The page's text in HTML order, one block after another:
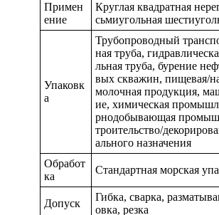
Примен
ение
Круглая квадратная
сьмиугольная
Упаковк
а
Трубопроводный
ная труба,
льная труба, бурение
вых скважин, пищевая/
молочная продукция,
ие, химическая
рнодобывающая
троительство/
ального назначения
Обработ
ка
Стандартная морская
Допуск
Гибка, сварка,
овка, резка